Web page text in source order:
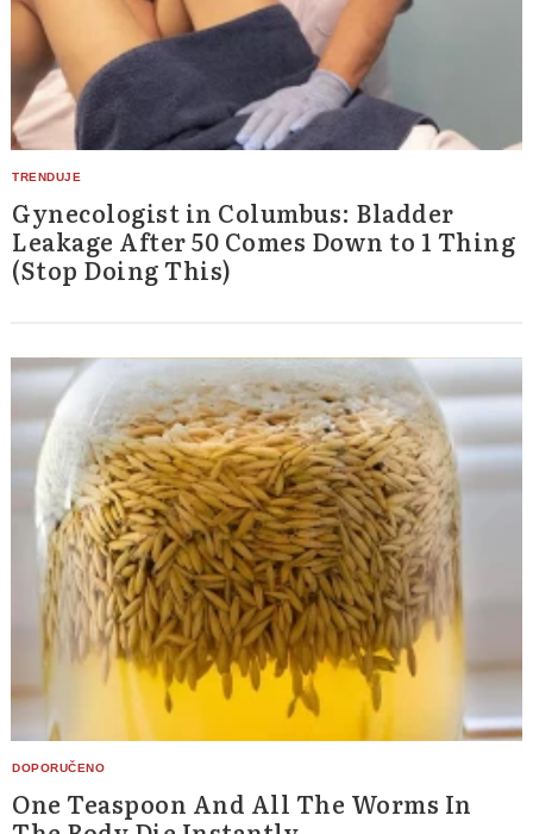
Gynecologist in Columbus: Bladder
Leakage After 50 Comes Down to 1 Thing
(Stop Doing This)
One Teaspoon And All The Worms In